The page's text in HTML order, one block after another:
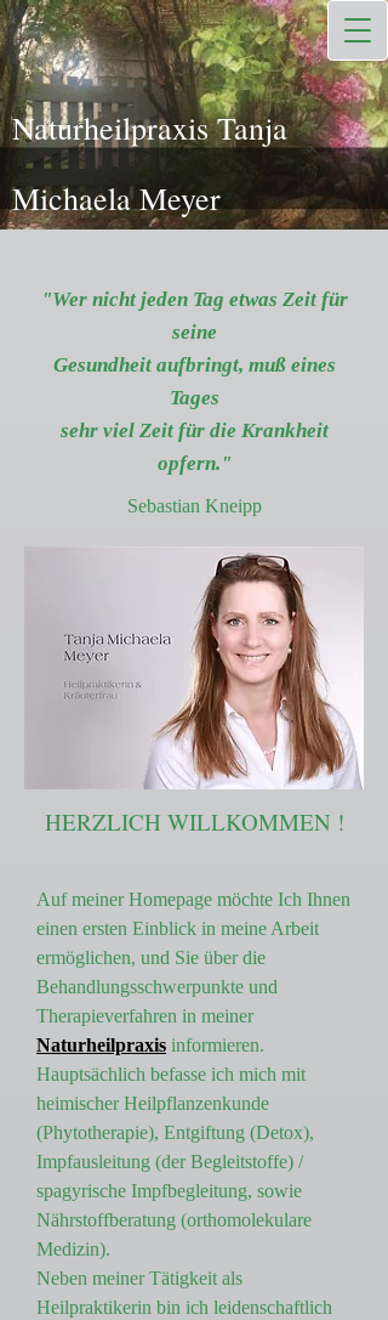
Naturheilpraxis Tanja
Michaela Meyer
"Wer nicht jeden Tag etwas Zeit für
seine
Gesundheit aufbringt, muß eines
Tages
sehr viel Zeit für die Krankheit
opfern."
Sebastian Kneipp
HERZLICH WILLKOMMEN !
Auf meiner Homepage möchte Ich Ihnen
einen ersten Einblick in meine Arbeit
ermöglichen, und Sie über die
Behandlungsschwerpunkte und
Therapieverfahren in meiner
Naturheilpraxis informieren.
Hauptsächlich befasse ich mich mit
heimischer Heilpflanzenkunde
(Phytotherapie), Entgiftung (Detox),
Impfausleitung (der Begleitstoffe) /
spagyrische Impfbegleitung, sowie
Nährstoffberatung (orthomolekulare
Medizin).
Neben meiner Tätigkeit als
Heilpraktikerin bin ich leidenschaftlich